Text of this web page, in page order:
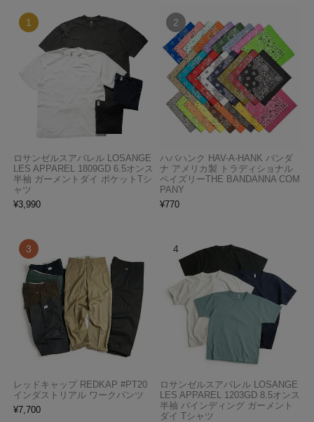
ロサンゼルスアパレル LOSANGE
LES APPAREL 1809GD 6.5オンス
半袖 ガーメントダイ ポケットTシ
ャツ
¥3,990
ハバハンク HAV-A-HANK バンダ
ナ アメリカ製 トラディショナル
ペイズリーTHE BANDANNA COM
PANY
¥770
レッドキャップ REDKAP #PT20
インダストリアル ワークパンツ
¥7,700
ロサンゼルスアパレル LOSANGE
LES APPAREL 1203GD 8.5オンス
半袖 バインディング ガーメント
ダイ Tシャツ